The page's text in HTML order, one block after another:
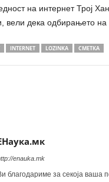
на интернет Трој
вели дека одбирањето
INTERNET LOZINKA СМЕТКА
enauka.mk
благодариме за секоја ваша